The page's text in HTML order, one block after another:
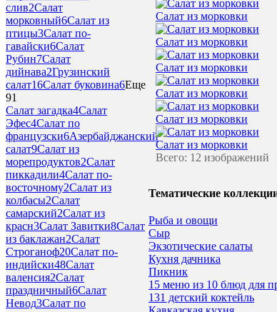
слив2Салат
морковный6Салат из
птицы3Салат по-
гавайски6Салат
Рубин7Салат
дийнава2Грузинский
салат16Салат буковина6Еще
91
Салат загадка4Салат
Эфес4Салат по
французски6Азербайджанский
салат9Салат из
морепродуктов2Салат
пиккадили4Салат по-
восточному2Салат из
колбасы2Салат
самарский2Салат из
красн3Салат Завитки8Салат
из баклажан2Салат
Строганоф20Салат по-
индийски48Салат
валенсия2Салат
праздничный6Салат
Невод3Салат по
Салат из морковки
Салат из морковки
Салат из морковки
Салат из морковки
Салат из морковки
Салат из морковки
Всего: 12 изображений
Тематические
Рыба и овощи
Сыр
Экзотические салаты
Кухня дачника
Пикник
15 меню из 10 блюд для
131 детский коктейль